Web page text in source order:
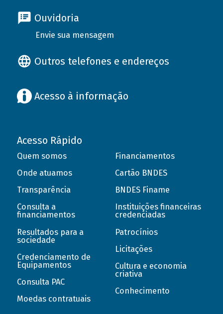
Ouvidoria
Envie sua mensagem
Outros telefones e endereços
Acesso à informação
Acesso Rápido
Quem somos
Onde atuamos
Transparência
Consulta a
financiamentos
Resultados para a
sociedade
Credenciamento de
Equipamentos
Consulta PAC
Moedas contratuais
Financiamentos
Cartão BNDES
BNDES Finame
Instituições financeiras
credenciadas
Patrocínios
Licitações
Cultura e economia
criativa
Conhecimento